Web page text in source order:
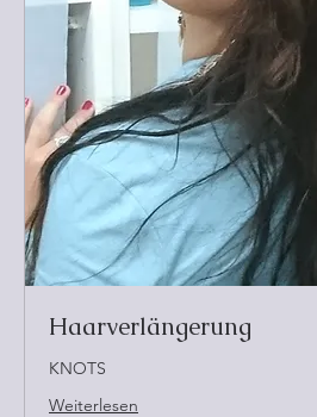
Haarverlängerung
KNOTS
Weiterlesen